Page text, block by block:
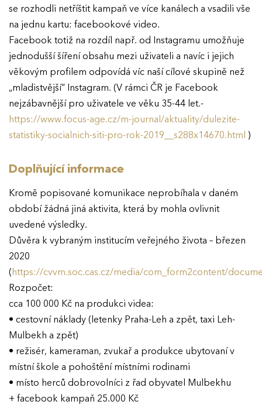
EFFIE 2026
O EFFIE
se rozhodli netříštit kampaň ve více kanálech a vsadili vše
na jednu kartu: facebookové video.
Facebook totiž na rozdíl např. od Instagramu umožňuje
jednodušší šíření obsahu mezi uživateli a navíc i jejich
věkovým profilem odpovídá víc naší cílové skupině než
„mladistvější“ Instagram. (V rámci ČR je Facebook
nejzábavnější pro uživatele ve věku 35-44 let.-
https://www.focus-age.cz/m-journal/aktuality/dulezite-
statistiky-socialnich-siti-pro-rok-2019__s288x14670.html )
Doplňující informace
Kromě popisované komunikace neprobíhala v daném
období žádná jiná aktivita, která by mohla ovlivnit
uvedené výsledky.
Důvěra k vybraným institucím veřejného života – březen
2020
(https://cvvm.soc.cas.cz/media/com_form2content/
Rozpočet:
cca 100 000 Kč na produkci videa:
• cestovní náklady (letenky Praha-Leh a zpět, taxi Leh-
Mulbekh a zpět)
• režisér, kameraman, zvukař a produkce ubytovaní v
místní škole a pohoštění místními rodinami
• místo herců dobrovolníci z řad obyvatel Mulbekhu
+ facebook kampaň 25.000 Kč